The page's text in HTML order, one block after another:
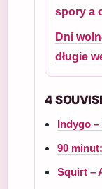
spory a
Dni
długie
4
Indygo
90
Squirt –